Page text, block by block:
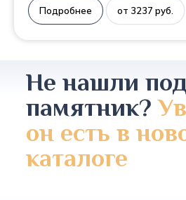
Подробнее от 3237 руб.
Не нашли
памятник?
он есть в
каталоге